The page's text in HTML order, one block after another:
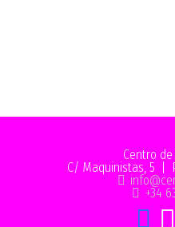
Centro
C/ Maquinistas, 5 |
+34